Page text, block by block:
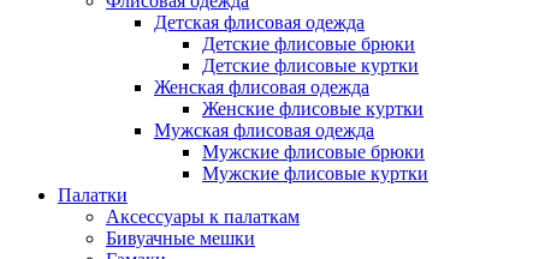
Детская флисовая одежда
Детские флисовые брюки
Детские флисовые куртки
Женская флисовая одежда
Женские флисовые куртки
Мужская флисовая одежда
Мужские флисовые брюки
Мужские флисовые куртки
Палатки
Аксессуары к палаткам
Бивуачные мешки